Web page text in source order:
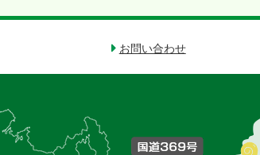
お問い合わせ